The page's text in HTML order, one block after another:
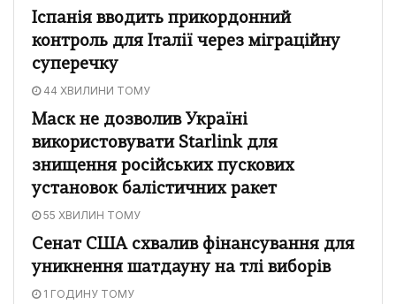
Іспанія вводить прикордонний
контроль для Італії через міграційну
суперечку
44 ХВИЛИНИ ТОМУ
Маск не дозволив Україні
використовувати Starlink для
знищення російських пускових
установок балістичних ракет
55 ХВИЛИН ТОМУ
Сенат США схвалив фінансування для
уникнення шатдауну на тлі виборів
1 ГОДИНУ ТОМУ